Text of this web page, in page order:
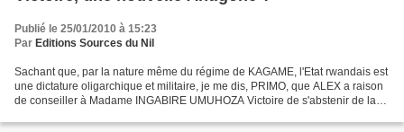
Publié le 25/01/2010 à 15:23
Par Editions Sources du Nil
Sachant que, par la nature même du régime de KAGAME, l'Etat rwandais est
une dictature oligarchique et militaire, je me dis, PRIMO, que ALEX a raison
de conseiller à Madame INGABIRE UMUHOZA Victoire de s'abstenir de la